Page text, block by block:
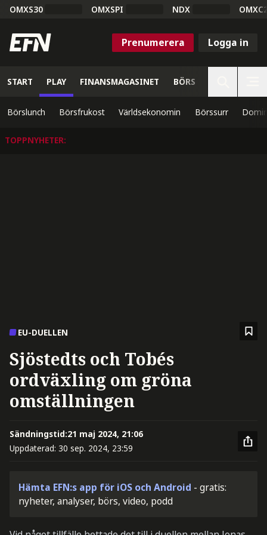
OMXS30 OMXSPI NDX
Prenumerera Logga in
START PLAY FINANSMAGASINET BÖRS
Börslunch Börsfrukost Världsekonomin Börssurr
TOPPNYHETER:
EU-DUELLEN
Sjöstedts och Tobés
ordväxling om gröna
omställningen
Sändningstid:21 maj 2024, 21:06
Uppdaterad: 30 sep. 2024, 23:59
Hämta EFN:s app för iOS och Android - gratis:
nyheter, analyser, börs, video, podd